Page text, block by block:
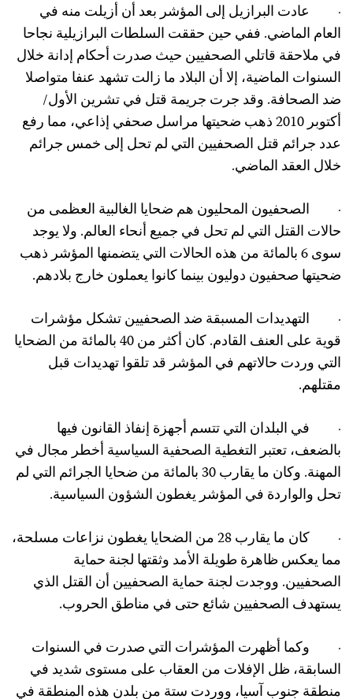
· عادت البرازيل إلى المؤشر بعد أن أزيلت منه في
العام الماضي. ففي حين حققت السلطات البرازيلية نجاحا
في ملاحقة قاتلي الصحفيين حيث صدرت أحكام إدانة خلال
السنوات الماضية، إلا أن البلاد ما زالت تشهد عنفا متواصلا
ضد الصحافة. وقد جرت جريمة قتل في تشرين الأول/
أكتوبر 2010 ذهب ضحيتها مراسل صحفي إذاعي، مما رفع
عدد جرائم قتل الصحفيين التي لم تحل إلى خمس جرائم
خلال العقد الماضي.
· الصحفيون المحليون هم ضحايا الغالبية العظمى من
حالات القتل التي لم تحل في جميع أنحاء العالم. ولا يوجد
سوى 6 بالمائة من هذه الحالات التي يتضمنها المؤشر ذهب
ضحيتها صحفيون دوليون بينما كانوا يعملون خارج بلادهم.
· التهديدات المسبقة ضد الصحفيين تشكل مؤشرات
قوية على العنف القادم. كان أكثر من 40 بالمائة من الضحايا
التي وردت حالاتهم في المؤشر قد تلقوا تهديدات قبل
مقتلهم.
· في البلدان التي تتسم أجهزة إنفاذ القانون فيها
بالضعف، تعتبر التغطية الصحفية السياسية أخطر مجال في
المهنة. وكان ما يقارب 30 بالمائة من ضحايا الجرائم التي لم
تحل والواردة في المؤشر يغطون الشؤون السياسية.
· كان ما يقارب 28 من الضحايا يغطون نزاعات مسلحة،
مما يعكس ظاهرة طويلة الأمد وثقتها لجنة حماية
الصحفيين. ووجدت لجنة حماية الصحفيين أن القتل الذي
يستهدف الصحفيين شائع حتى في مناطق الحروب.
· وكما أظهرت المؤشرات التي صدرت في السنوات
السابقة، ظل الإفلات من العقاب على مستوى شديد في
منطقة جنوب آسيا، ووردت ستة من بلدن هذه المنطقة في